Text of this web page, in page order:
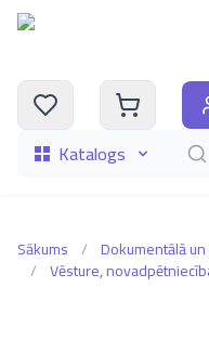
Katalogs
Sākums / Dokumentālā
/ Vēsture,